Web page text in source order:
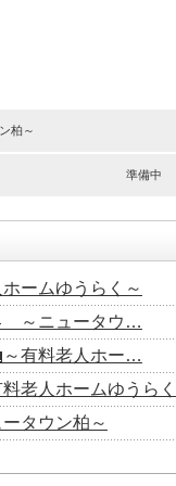
柏～
準備中
ームゆうらく～
～ニュータウ…
有料老人ホー…
老人ホームゆうら
タウン柏～